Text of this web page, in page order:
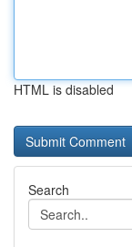
HTML is disabled
Search